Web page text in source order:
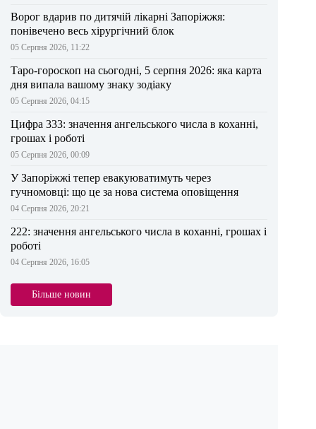
Ворог вдарив по дитячій лікарні Запоріжжя:
понівечено весь хірургічний блок
05 Серпня 2026, 11:22
Таро-гороскоп на сьогодні, 5 серпня 2026: яка карта
дня випала вашому знаку зодіаку
05 Серпня 2026, 04:15
Цифра 333: значення ангельського числа в коханні,
грошах і роботі
05 Серпня 2026, 00:09
У Запоріжжі тепер евакуюватимуть через
гучномовці: що це за нова система оповіщення
04 Серпня 2026, 20:21
222: значення ангельського числа в коханні, грошах і
роботі
04 Серпня 2026, 16:05
Більше новин